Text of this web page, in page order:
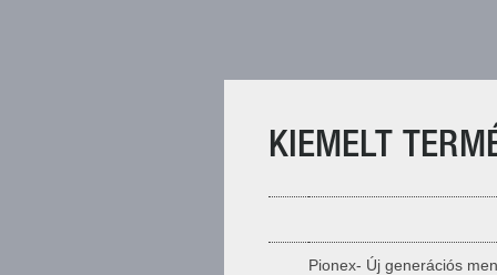
KIEMELT
Pionex- Új generációs